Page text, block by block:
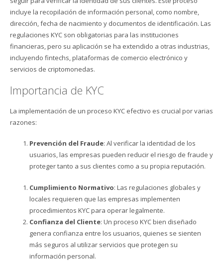
incluye la recopilación de información personal, como nombre,
dirección, fecha de nacimiento y documentos de identificación. Las
regulaciones KYC son obligatorias para las instituciones
financieras, pero su aplicación se ha extendido a otras industrias,
incluyendo fintechs, plataformas de comercio electrónico y
servicios de criptomonedas.
Importancia de KYC
La implementación de un proceso KYC efectivo es crucial por varias
razones:
Prevención del Fraude: Al verificar la identidad de los
usuarios, las empresas pueden reducir el riesgo de fraude y
proteger tanto a sus clientes como a su propia reputación.
Cumplimiento Normativo: Las regulaciones globales y
locales requieren que las empresas implementen
procedimientos KYC para operar legalmente.
Confianza del Cliente: Un proceso KYC bien diseñado
genera confianza entre los usuarios, quienes se sienten
más seguros al utilizar servicios que protegen su
información personal.